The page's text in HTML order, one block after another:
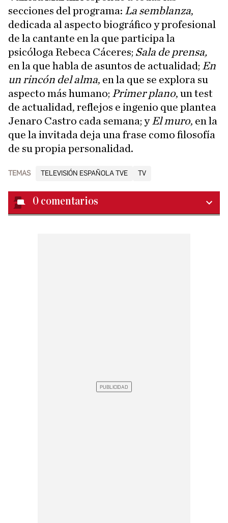
secciones del programa: La semblanza,
dedicada al aspecto biográfico y profesional
de la cantante en la que participa la
psicóloga Rebeca Cáceres; Sala de prensa,
en la que habla de asuntos de actualidad; En
un rincón del alma, en la que se explora su
aspecto más humano; Primer plano, un test
de actualidad, reflejos e ingenio que plantea
Jenaro Castro cada semana; yEl muro, en la
que la invitada deja una frase como filosofía
de su propia personalidad.
TEMAS TELEVISIÓN ESPAÑOLA TVE TV
0 comentarios